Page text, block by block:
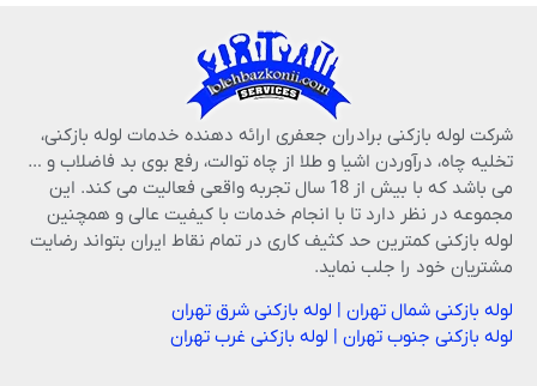
شرکت لوله بازکنی برادران جعفری ارائه دهنده خدمات لوله بازکنی،
تخلیه چاه، درآوردن اشیا و طلا از چاه توالت، رفع بوی بد فاضلاب و …
می باشد که با بیش از 18 سال تجربه واقعی فعالیت می کند. این
مجموعه در نظر دارد تا با انجام خدمات با کیفیت عالی و همچنین
لوله بازکنی کمترین حد کثیف کاری در تمام نقاط ایران بتواند رضایت
مشتریان خود را جلب نماید.
لوله بازکنی شمال تهران | لوله بازکنی شرق تهران
لوله بازکنی جنوب تهران | لوله بازکنی غرب تهران